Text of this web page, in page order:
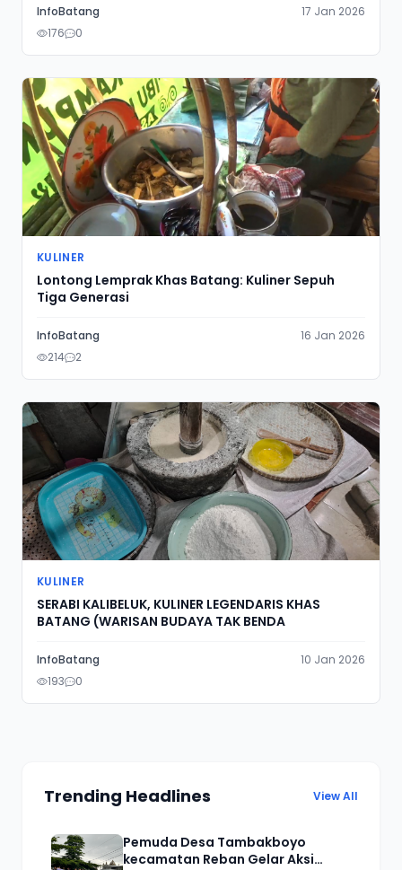
InfoBatang
17 Jan 2026
176
0
KULINER
Lontong Lemprak Khas Batang: Kuliner Sepuh
Tiga Generasi
InfoBatang
16 Jan 2026
214
2
KULINER
SERABI KALIBELUK, KULINER LEGENDARIS KHAS
BATANG (WARISAN BUDAYA TAK BENDA
InfoBatang
10 Jan 2026
193
0
Trending Headlines View All
Pemuda Desa Tambakboyo
kecamatan Reban Gelar Aksi